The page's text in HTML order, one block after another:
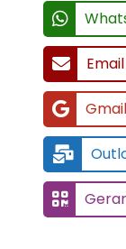
Email
Gmail